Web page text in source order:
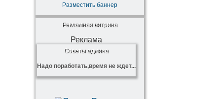
Разместить баннер
Рекламная витрина
Реклама
Советы админа
Надо поработать,время не ждет...